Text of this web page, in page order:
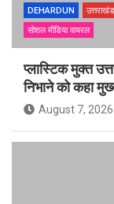
DEHARDUN उत्तराखंड
सोशल मीडिया वायरल
प्लास्टिक मुक्त
निभाने को कहा
August 7, 2026